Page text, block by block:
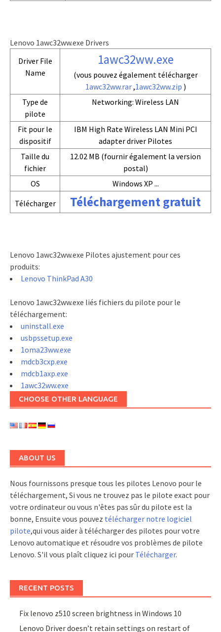
Lenovo 1awc32ww.exe Drivers
Driver File
Name
1awc32ww.exe
(vous pouvez également télécharger
1awc32ww.rar,1awc32ww.zip )
Type de
pilote
Networking: Wireless LAN
Fit pour le
dispositif
IBM High Rate Wireless LAN Mini PCI
adapter driver Pilotes
Taille du
fichier
12.02 MB (fournir également la version
postal)
OS
Windows XP ...
Télécharger
Téléchargement gratuit
Lenovo 1awc32ww.exe Pilotes ajustement pour ces
produits:
Lenovo ThinkPad A30
Lenovo 1awc32ww.exe liés fichiers du pilote pour le
téléchargement:
uninstall.exe
usbpssetup.exe
1oma23ww.exe
mdcb3cxp.exe
mdcb1axp.exe
1awc32ww.exe
CHOOSE OTHER LANGUAGE
ABOUT US
Nous fournissons presque tous les pilotes Lenovo pour le
téléchargement, Si vous ne trouvez pas le pilote exact pour
votre ordinateur ou vous n'êtes pas sûr du pilote est la
bonne, Ensuite vous pouvez télécharger notre logiciel
pilote,qui vous aider à télécharger des pilotes pour votre
Lenovo automatique et résoudre vos problèmes de pilote
Lenovo. S'il vous plaît cliquez ici pour Télécharger.
RECENT POSTS
Fix lenovo z510 screen brightness in Windows 10
Lenovo Driver doesn’t retain settings on restart of